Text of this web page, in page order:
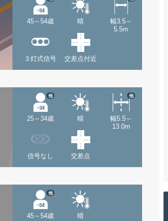
45～54歳 晴
幅3.5～
5.5m
３灯式信号 交差点付近
25～34歳
他
晴
幅5.5～
13.0m
他
信号なし 交差点
45～54歳
他
晴